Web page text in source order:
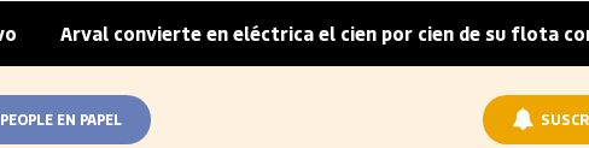
Arval convierte en eléctrica el cien por cien de su flota
EN PAPEL